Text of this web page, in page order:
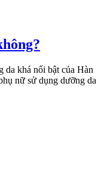
da khá nổi bật của Hàn
nữ sử dụng dưỡng da